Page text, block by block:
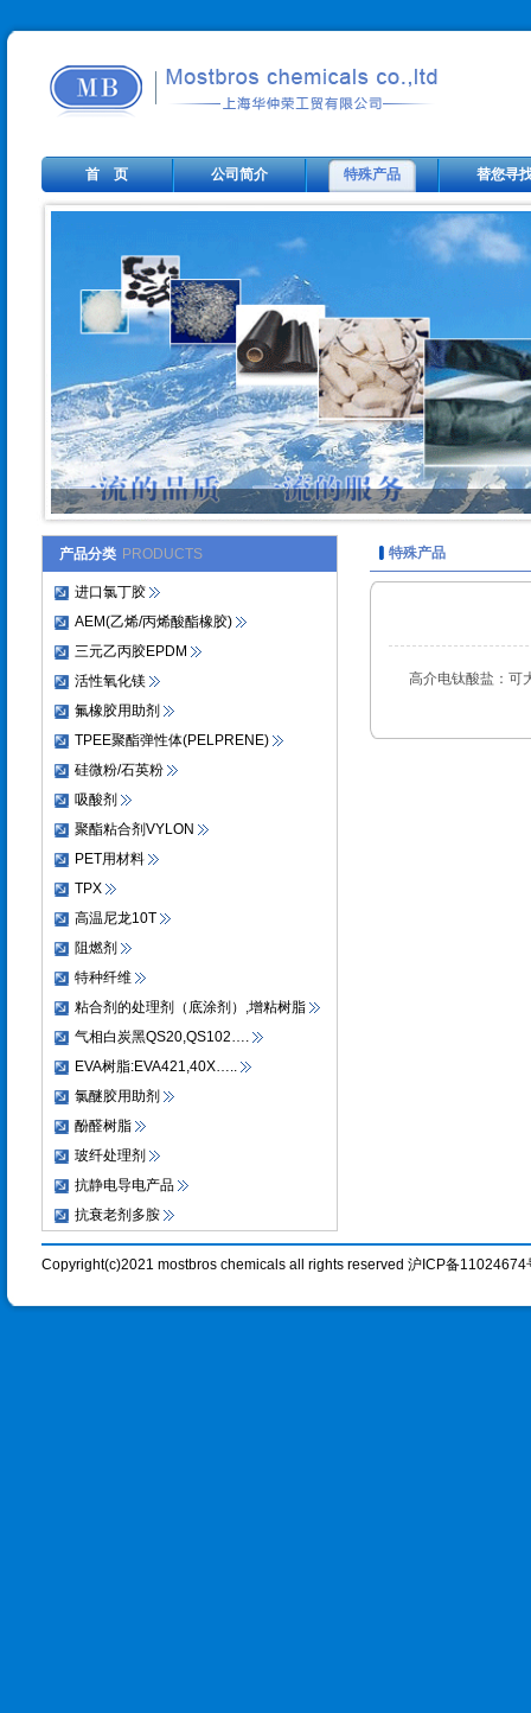
首 页 公司简介 特殊产品 替您寻
产品分类 PRODUCTS
进口氯丁胶
AEM(乙烯/丙烯酸酯橡胶)
三元乙丙胶EPDM
活性氧化镁
氟橡胶用助剂
TPEE聚酯弹性体(PELPRENE)
硅微粉/石英粉
吸酸剂
聚酯粘合剂VYLON
PET用材料
TPX
高温尼龙10T
阻燃剂
特种纤维
粘合剂的处理剂（底涂剂）,增粘树脂
气相白炭黑QS20,QS102….
EVA树脂:EVA421,40X…..
氯醚胶用助剂
酚醛树脂
玻纤处理剂
抗静电导电产品
抗衰老剂多胺
特殊产品
高介电钛酸盐：可
Copyright(c)2021 mostbros chemicals all rights reserved 沪ICP备11024674